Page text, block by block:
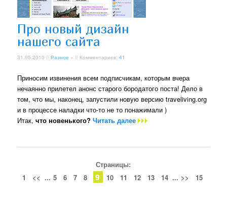
Про новый дизайн
нашего сайта
31.05.2010 //Разное » // Комментариев:41
Приносим извинения всем подписчикам, которым вчера
нечаянно прилетел анонс старого бородатого поста! Дело в
том, что мы, наконец, запустили новую версию traveliving.org
и в процессе наладки что-то не то понажимали )
Итак,что новенького? Читать далее
Страницы:
1
<< ... 5 6 7 8 9 10 11 12 13 14 ... >> 15